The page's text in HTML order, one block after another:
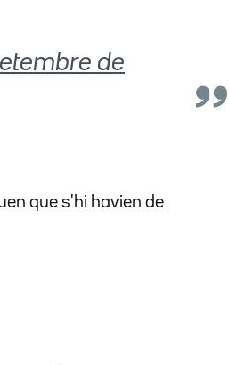
de
que s'hi havien de